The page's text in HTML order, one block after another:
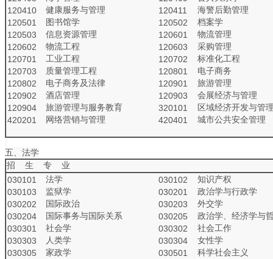
120410
健康服务与管理 120411
海警后勤管理
120501
图书馆学 120502
档案学
120503
信息资源管理 120601
物流管理
120602
物流工程 120603
采购管理
120701
工业工程 120702
标准化工程
120703
质量管理工程 120801
电子商务
120802
电子商务及法律 120901
旅游管理
120902
酒店管理 120903
会展经济与管理
120904
旅游管理与服务教育 320101
区域经济开发与管
420201
网络营销与管理 420401 城市公共安全管理
五、法学
招 生 专 业
030101
法学 030102
知识产权
030103
监狱学 030201
政治学与行政学
030202
国际政治 030203
外交学
030204
国际事务与国际关系 030205
政治学、经济学与
030301
社会学 030302
社会工作
030303
人类学 030304
女性学
030305
家政学 030501
科学社会主义